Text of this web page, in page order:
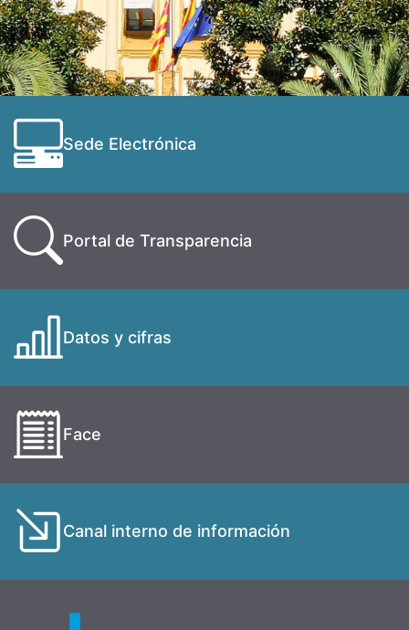
Sede Electrónica
Portal de Transparencia
Datos y cifras
Face
Canal interno de información